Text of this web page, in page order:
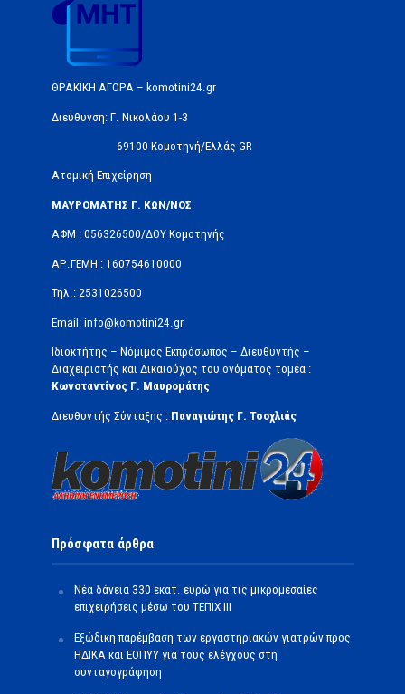
ΘΡΑΚΙΚΗ ΑΓΟΡΑ – komotini24.gr
Διεύθυνση: Γ. Νικολάου 1-3
69100 Κομοτηνή/Ελλάς-GR
Ατομική Επιχείρηση
ΜΑΥΡΟΜΑΤΗΣ Γ. ΚΩΝ/ΝΟΣ
ΑΦΜ : 056326500/ΔOΥ Κομοτηνής
ΑΡ.ΓΕΜΗ : 160754610000
Τηλ.: 2531026500
Email: info@komotini24.gr
Ιδιοκτήτης – Νόμιμος Εκπρόσωπος – Διευθυντής –
Διαχειριστής και Δικαιούχος του ονόματος τομέα :
Κωνσταντίνος Γ. Μαυρομάτης
Διευθυντής Σύνταξης : Παναγιώτης Γ. Τσοχλιάς
Πρόσφατα άρθρα
Νέα δάνεια 330 εκατ. ευρώ για τις μικρομεσαίες
επιχειρήσεις μέσω του ΤΕΠΙΧ ΙΙΙ
Εξώδικη παρέμβαση των εργαστηριακών γιατρών προς
ΗΔΙΚΑ και ΕΟΠΥΥ για τους ελέγχους στη
συνταγογράφηση